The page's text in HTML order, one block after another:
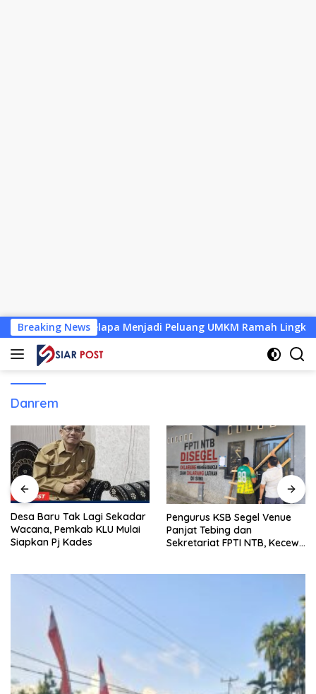
Langsung
ke
konten
Breaking News
Kelapa Menjadi Peluang UMKM Ramah Lingkungan
Danrem
Desa Baru Tak Lagi Sekadar
Wacana, Pemkab KLU Mulai
Siapkan Pj Kades
Pengurus KSB Segel Venue
Panjat Tebing dan
Sekretariat FPTI NTB, Kecewa